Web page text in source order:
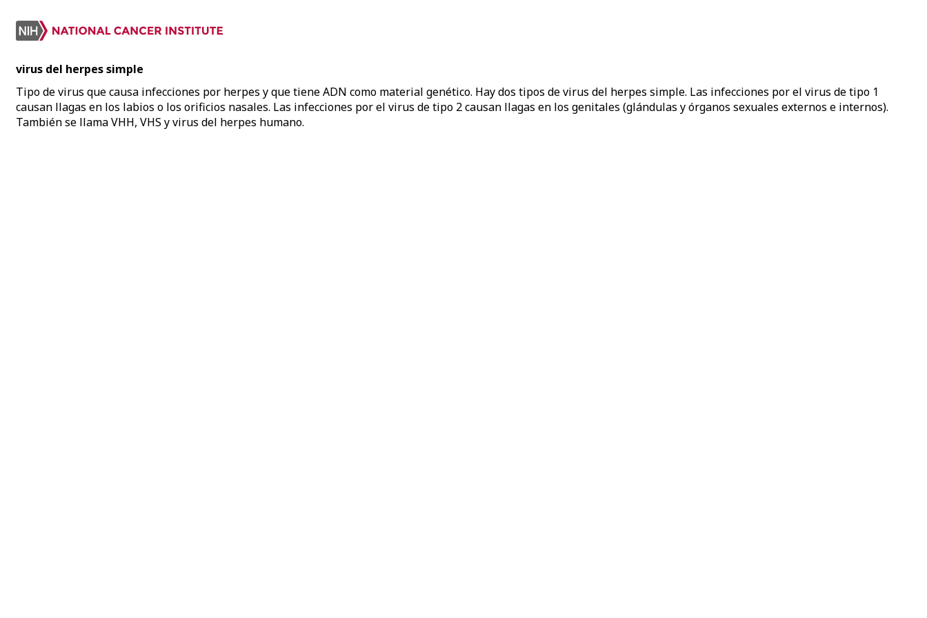
virus del herpes simple
Tipo de virus que causa infecciones por herpes y que tiene ADN como material genético. Hay dos tipos de virus del herpes simple. Las infecciones por el virus de tipo 1
causan llagas en los labios o los orificios nasales. Las infecciones por el virus de tipo 2 causan llagas en los genitales (glándulas y órganos sexuales externos e internos).
También se llama VHH, VHS y virus del herpes humano.